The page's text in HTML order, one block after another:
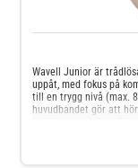
Wavell Junior är
uppåt, med fokus på
till en trygg nivå (max.
huvudbandet gör att
bekväma att bära,
eller hemma. Med
musik som för spel
ha trygga, hållbara